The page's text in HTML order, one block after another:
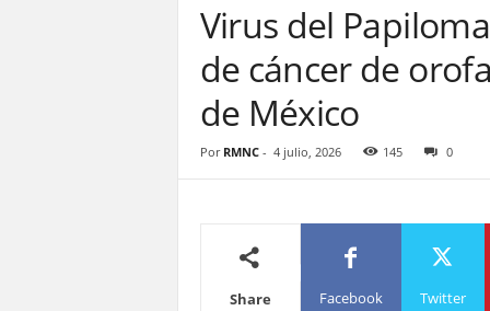
Virus del
de cáncer de
de México
Por RMNC- 4 julio, 2026 145 0
Share Facebook Twitter